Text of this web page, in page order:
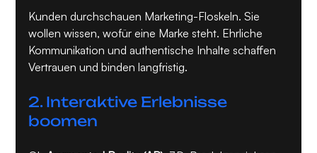
Kunden durchschauen Marketing-Floskeln. Sie
wollen wissen, wofür eine Marke steht. Ehrliche
Kommunikation und authentische Inhalte schaffen
Vertrauen und binden langfristig.
2. Interaktive Erlebnisse
boomen